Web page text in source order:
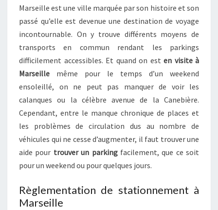
Marseille est une ville marquée par son histoire et son
passé qu’elle est devenue une destination de voyage
incontournable. On y trouve différents moyens de
transports en commun rendant les parkings
difficilement accessibles. Et quand on est en visite à
Marseille même pour le temps d’un weekend
ensoleillé, on ne peut pas manquer de voir les
calanques ou la célèbre avenue de la Canebière.
Cependant, entre le manque chronique de places et
les problèmes de circulation dus au nombre de
véhicules qui ne cesse d’augmenter, il faut trouver une
aide pour trouver un parkingfacilement, que ce soit
pour un weekend ou pour quelques jours.
Règlementation de stationnement à
Marseille